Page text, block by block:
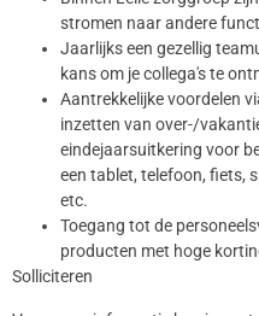
stromen naar andere
Jaarlijks een gezellig
kans om je collega's te
Aantrekkelijke voordelen
inzetten van over-/
eindejaarsuitkering voor
een tablet, telefoon, fiets,
etc.
Toegang tot de
producten met hoge
Solliciteren